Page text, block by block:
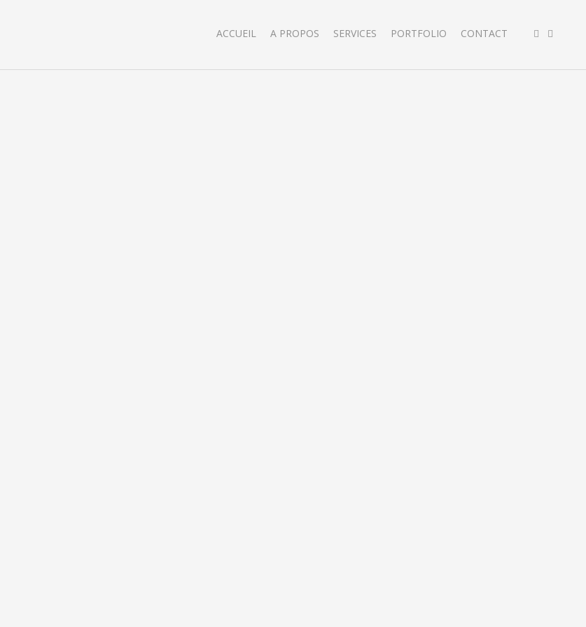
ACCUEIL A PROPOS SERVICES PORTFOLIO CONTACT